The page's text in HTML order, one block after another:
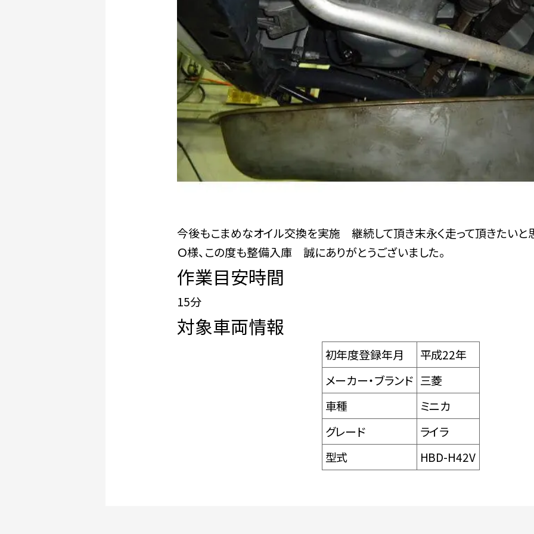
今後もこまめなオイル交換を実施 継続して頂き末永く走って頂きたいと
Ｏ様、この度も整備入庫 誠にありがとうございました。
作業目安時間
15分
対象車両情報
初年度登録年月
平成22年
メーカー・ブランド 三菱
車種
ミニカ
グレード
ライラ
型式
HBD-H42V